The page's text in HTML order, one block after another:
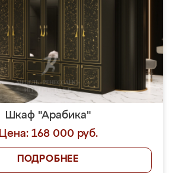
Шкаф "Арабика"
Цена: 168 000 руб.
ПОДРОБНЕЕ